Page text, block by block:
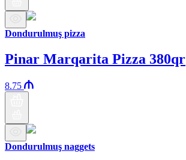
Dondurulmuş pizza
Pinar Marqarita Pizza 380qr
8.75
Dondurulmuş naggets